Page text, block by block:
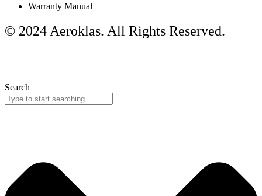
Warranty Manual
© 2024 Aeroklas. All Rights Reserved.
Search